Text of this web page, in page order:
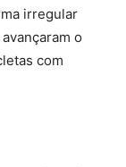
irregular
o
com